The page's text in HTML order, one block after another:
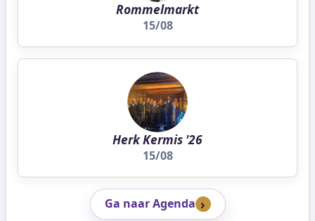
Rommelmarkt
15/08
Herk Kermis '26
15/08
Ga naar Agenda